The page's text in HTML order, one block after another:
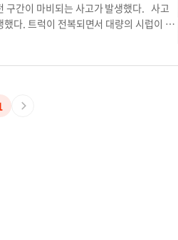
구간이 마비되는 사고가 발생했다. 사고
다. 트럭이 전복되면서 대량의 시럽이 도
장에서는 전복된 트럭이 제거된 이후에
작업팀은 흡수제를 먼저 뿌려 제
재개됐다. 경찰은 트럭이 온램프 구간에서
바다 전면 통제